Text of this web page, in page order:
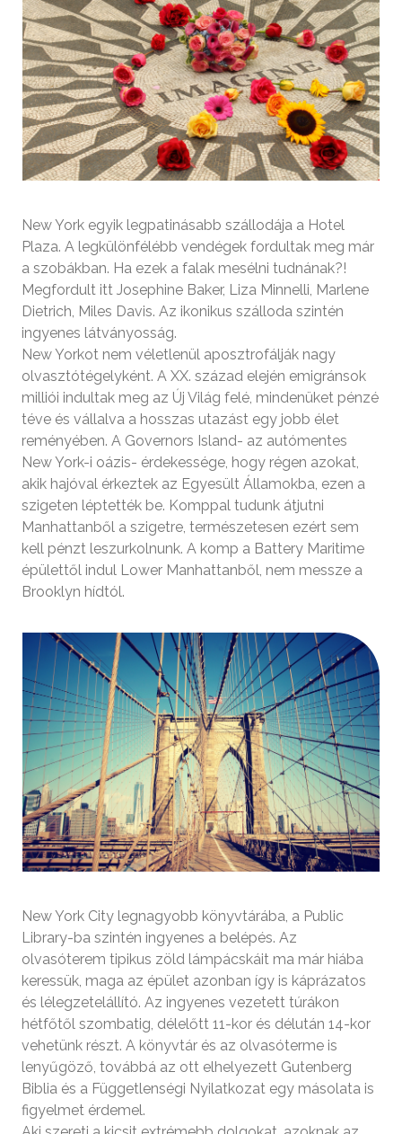
New York egyik legpatinásabb szállodája a Hotel
Plaza. A legkülönfélébb vendégek fordultak meg már
a szobákban. Ha ezek a falak mesélni tudnának?!
Megfordult itt Josephine Baker, Liza Minnelli, Marlene
Dietrich, Miles Davis. Az ikonikus szálloda szintén
ingyenes látványosság.
New Yorkot nem véletlenül aposztrofálják nagy
olvasztótégelyként. A XX. század elején emigránsok
milliói indultak meg az Új Világ felé, mindenüket pénzé
téve és vállalva a hosszas utazást egy jobb élet
reményében. A Governors Island- az autómentes
New York-i oázis- érdekessége, hogy régen azokat,
akik hajóval érkeztek az Egyesült Államokba, ezen a
szigeten léptették be. Komppal tudunk átjutni
Manhattanből a szigetre, természetesen ezért sem
kell pénzt leszurkolnunk. A komp a Battery Maritime
épülettől indul Lower Manhattanből, nem messze a
Brooklyn hídtól.
New York City legnagyobb könyvtárába, a Public
Library-ba szintén ingyenes a belépés. Az
olvasóterem tipikus zöld lámpácskáit ma már hiába
keressük, maga az épület azonban így is káprázatos
és lélegzetelállító. Az ingyenes vezetett túrákon
hétfőtől szombatig, délelőtt 11-kor és délután 14-kor
vehetünk részt. A könyvtár és az olvasóterme is
lenyűgöző, továbbá az ott elhelyezett Gutenberg
Biblia és a Függetlenségi Nyilatkozat egy másolata is
figyelmet érdemel.